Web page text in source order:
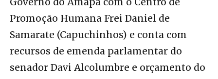
Promoção Humana Frei Daniel de
Samarate (Capuchinhos) e conta com
recursos de emenda parlamentar do
senador Davi Alcolumbre e orçamento do